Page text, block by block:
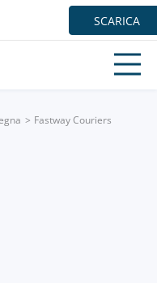
SCARICA
Fastway Couriers